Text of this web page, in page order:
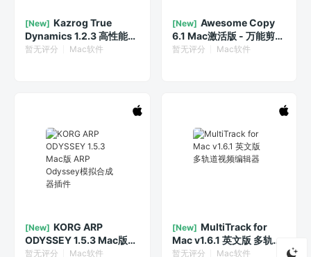
[New] Kazrog True
Dynamics 1.2.3 高性能动
态处理插件
暂无评分 Mac软件
[New] Awesome Copy
6.1 Mac激活版 - 万能剪贴
板历史管理器
暂无评分 Mac软件
[New] KORG ARP
ODYSSEY 1.5.3 Mac版
ARP Odyssey模拟合成器
暂无评分 Mac软件
[New] MultiTrack for
Mac v1.6.1 英文版 多轨道
视频编辑器
暂无评分 Mac软件